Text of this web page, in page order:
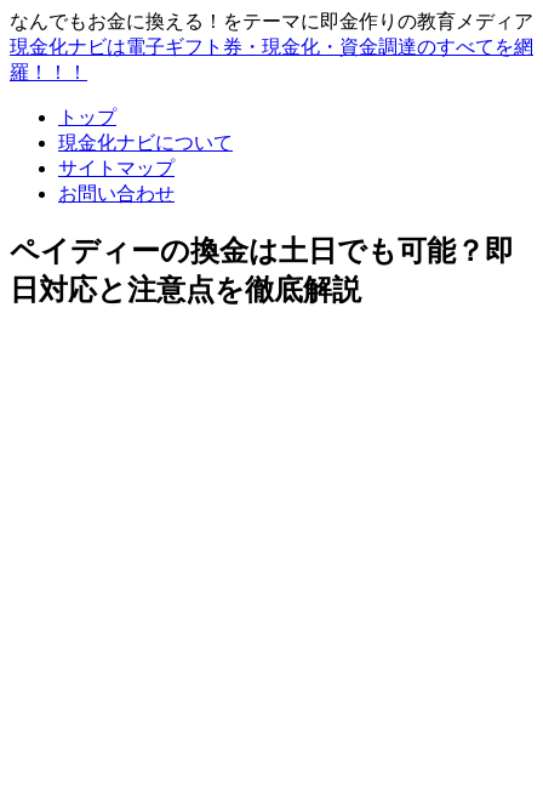
なんでもお金に換える！をテーマに即金作りの教育メディア
現金化ナビは電子ギフト券・現金化・資金調達のすべてを網
羅！！！
トップ
現金化ナビについて
サイトマップ
お問い合わせ
ペイディーの換金は土日でも可能？即
日対応と注意点を徹底解説